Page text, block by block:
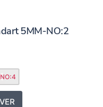
5MM-NO:2